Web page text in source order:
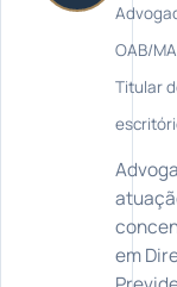
OAB/MA
Titular
em